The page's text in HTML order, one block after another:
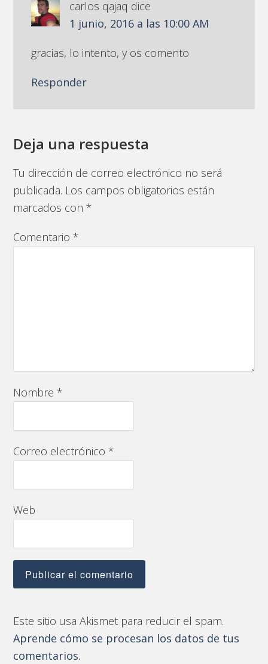
carlos qajaq dice
1 junio, 2016 a las 10:00 AM
gracias, lo intento, y os comento
Responder
Deja una respuesta
Tu dirección de correo electrónico no será
publicada. Los campos obligatorios están
marcados con*
Comentario*
Nombre*
Correo electrónico*
Web
Este sitio usa Akismet para reducir el spam.
Aprende cómo se procesan los datos de tus
comentarios.